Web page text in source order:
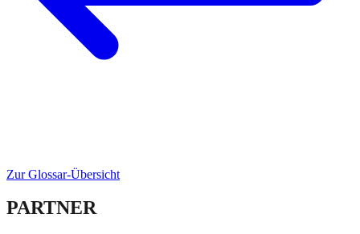
Zur Glossar-Übersicht
PARTNER